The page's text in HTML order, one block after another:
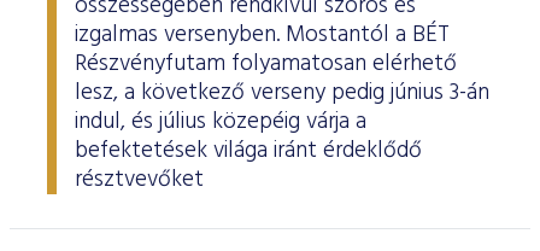
izgalmas versenyben. Mostantól a BÉT
Részvényfutam folyamatosan elérhető
lesz, a következő verseny pedig június 3-án
indul, és július közepéig várja a
befektetések világa iránt érdeklődő
résztvevőket